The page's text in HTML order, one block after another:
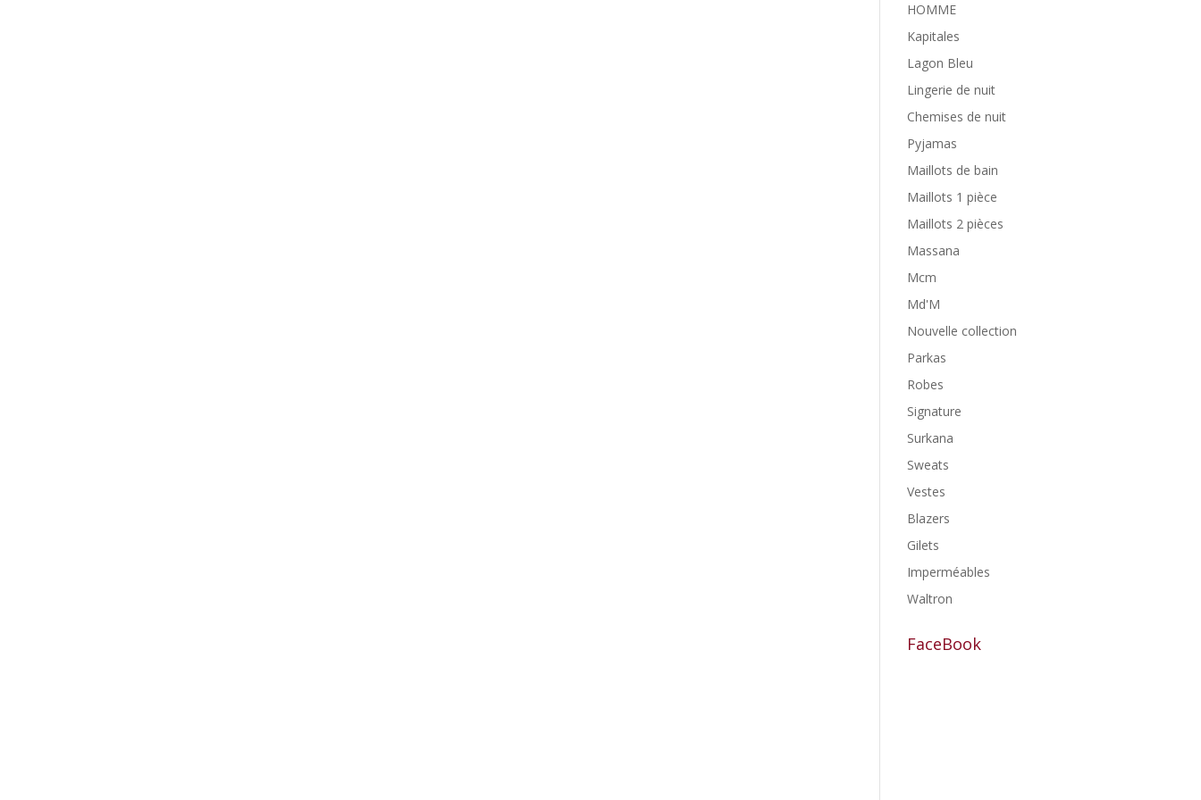
HOMME
Kapitales
Lagon Bleu
Lingerie de nuit
Chemises de nuit
Pyjamas
Maillots de bain
Maillots 1 pièce
Maillots 2 pièces
Massana
Mcm
Md'M
Nouvelle collection
Parkas
Robes
Signature
Surkana
Sweats
Vestes
Blazers
Gilets
Imperméables
Waltron
FaceBook